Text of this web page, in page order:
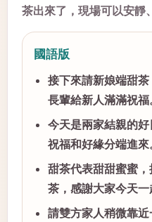
茶出來了，現場可以安靜
國語版
接下來請新娘端甜
長輩給新人滿滿祝福
今天是兩家結親的
祝福和好緣分端進來
甜茶代表甜甜蜜蜜
茶，感謝大家今天一
請雙方家人稍微靠